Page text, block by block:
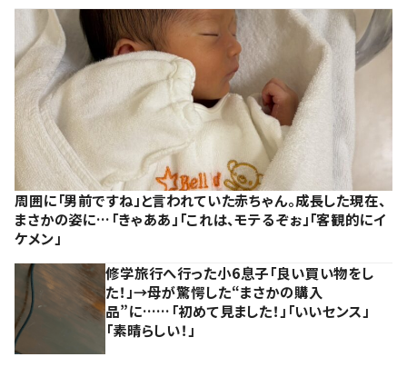
周囲に「男前ですね」と言われていた赤ちゃん。成長した現在、
まさかの姿に…「きゃああ」「これは、モテるぞぉ」「客観的にイ
ケメン」
修学旅行へ行った小6息子「良い買い物をし
た！」→母が驚愕した“まさかの購入
品”に……「初めて見ました！」「いいセンス」
「素晴らしい！」